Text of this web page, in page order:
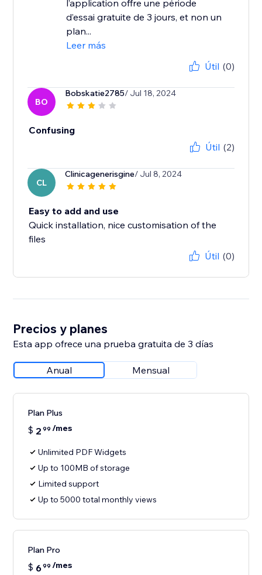
l’application offre une période
d’essai gratuite de 3 jours, et non un
plan...
Leer más
Útil (0)
BO
Bobskatie2785/ Jul 18, 2024
Confusing
Útil (2)
CL
Clinicagenerisgine/ Jul 8, 2024
Easy to add and use
Quick installation, nice customisation of the
files
Útil (0)
Precios y planes
Esta app ofrece una prueba gratuita de 3 días
Anual Mensual
Plan Plus
$ 2 99 /mes
Unlimited PDF Widgets
Up to 100MB of storage
Limited support
Up to 5000 total monthly views
Plan Pro
$ 699 /mes